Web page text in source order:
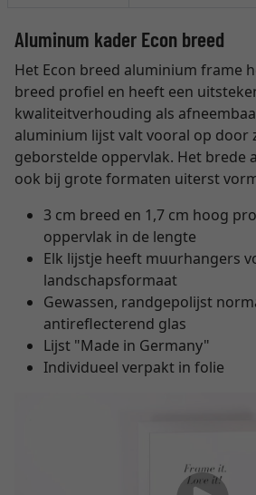
Aluminum kader Econ breed
Het Econ breed aluminium frame
breed profiel en heeft een
kwaliteitverhouding als
aluminium lijst valt vooral op door
geborstelde oppervlak. Het brede
ook bij grote formaten uiterst
3 cm breed en 1,7 cm hoog
oppervlak in de lengte
Elk lijstje heeft muurhangers
landschapsformaat
Gewassen, randgepolijst
antireflecterend glas
Lijst "Made in Germany"
Individueel verpakt in folie